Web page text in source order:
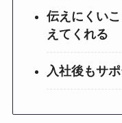
伝えにくい
えてくれる
入社後もサ